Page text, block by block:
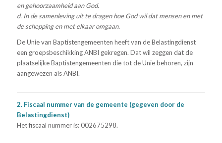
en gehoorzaamheid aan God.
d. In de samenleving uit te dragen hoe God wil dat mensen en met
de schepping en met elkaar omgaan.
De Unie van Baptistengemeenten heeft van de Belastingdienst
een groepsbeschikking ANBI gekregen. Dat wil zeggen dat de
plaatselijke Baptistengemeenten die tot de Unie behoren, zijn
aangewezen als ANBI.
2. Fiscaal nummer van de gemeente (gegeven door de
Belastingdienst)
Het fiscaal nummer is: 002675298.